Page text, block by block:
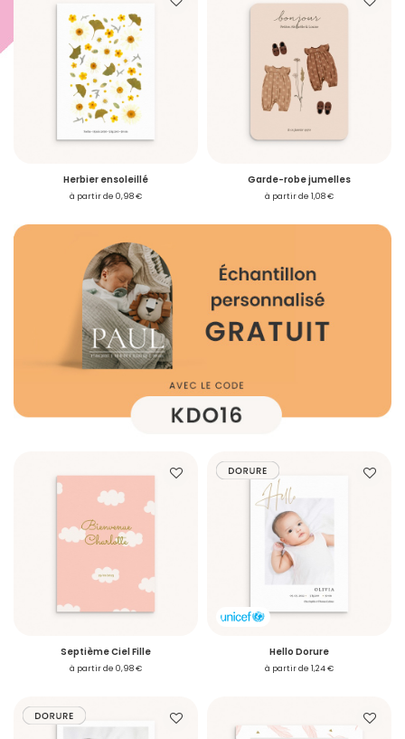
Herbier ensoleillé
à partir de 0,98 €
Garde-robe jumelles
à partir de 1,08 €
Septième Ciel Fille
à partir de 0,98 €
Hello Dorure
à partir de 1,24 €